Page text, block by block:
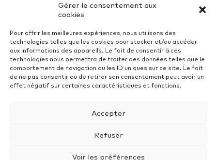
Gérer le consentement aux
cookies
Pour offrir les meilleures expériences, nous utilisons des
technologies telles que les cookies pour stocker et/ou accéder
aux informations des appareils. Le fait de consentir à ces
technologies nous permettra de traiter des données telles que le
comportement de navigation ou les ID uniques sur ce site. Le fait
de ne pas consentir ou de retirer son consentement peut avoir un
effet négatif sur certaines caractéristiques et fonctions.
Accepter
Refuser
Voir les préférences
Conditions Générales de Ventes
Mentions Légales
Recrutement
Politique de cookies (UE)